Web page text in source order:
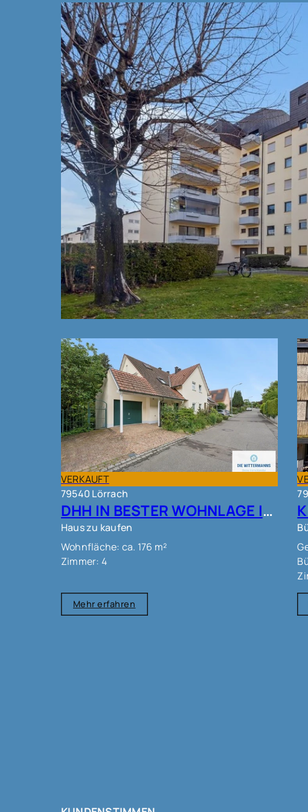
VERKAUFT
79540 Lörrach
DHH IN BESTER WOHNLAGE IN LÖRRACH!!
Haus zu kaufen
Wohnfläche: ca. 176 m²
Zimmer: 4
Mehr erfahren